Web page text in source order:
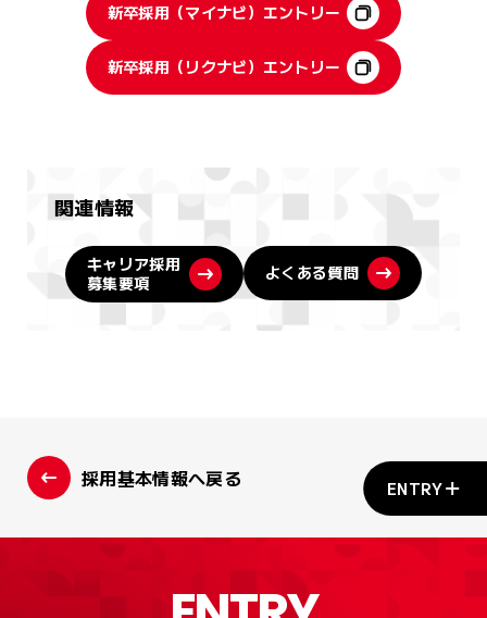
新卒採用（マイナビ）エントリー
新卒採用（リクナビ）エントリー
関連情報
キャリア採用
募集要項
よくある質問
採用基本情報へ戻る ENTRY